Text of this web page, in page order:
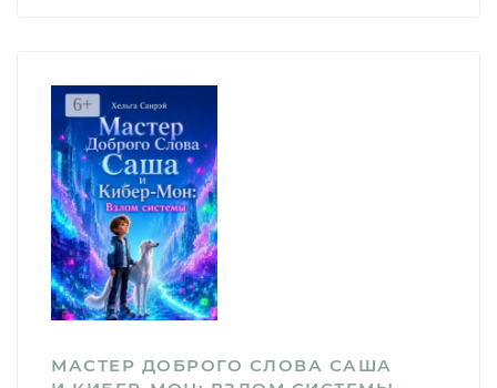
МАСТЕР ДОБРОГО СЛОВА САША